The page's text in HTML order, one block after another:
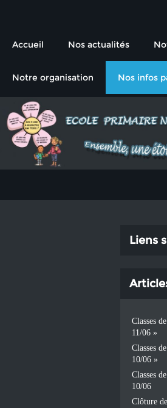
Notre-Dame Heusy
Accueil Nos actualités
Notre organisation Nos infos
Liens
Classes
11/06 »
Classes
10/06 »
Classes
10/06
Clôture